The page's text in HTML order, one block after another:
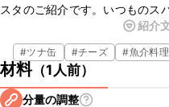
スタのご紹介です。いつものス
ちっとおいしいスパゲッティ」
ランクアップ！包丁不要な簡単
ゲッティがあれば満足する一品
イプレミアム もちっとおいしい
ること間違いなしですので、ぜ
紹介
#ツナ缶 #チーズ #魚介料理
材料（1人前）
分量の調整